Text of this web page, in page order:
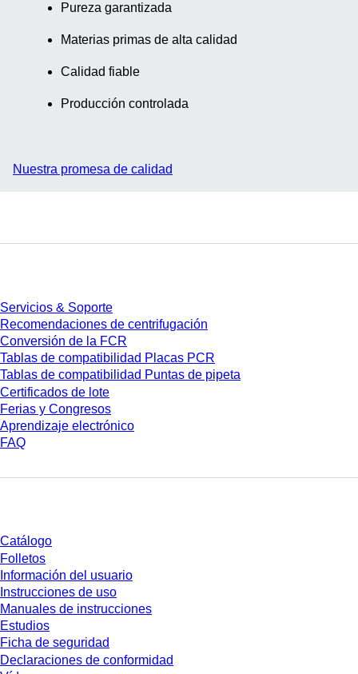
Pureza garantizada
Materias primas de alta calidad
Calidad fiable
Producción controlada
Nuestra promesa de calidad
Servicios & Soporte
Recomendaciones de centrifugación
Conversión de la FCR
Tablas de compatibilidad Placas PCR
Tablas de compatibilidad Puntas de pipeta
Certificados de lote
Ferias y Congresos
Aprendizaje electrónico
FAQ
Catálogo
Folletos
Información del usuario
Instrucciones de uso
Manuales de instrucciones
Estudios
Ficha de seguridad
Declaraciones de conformidad